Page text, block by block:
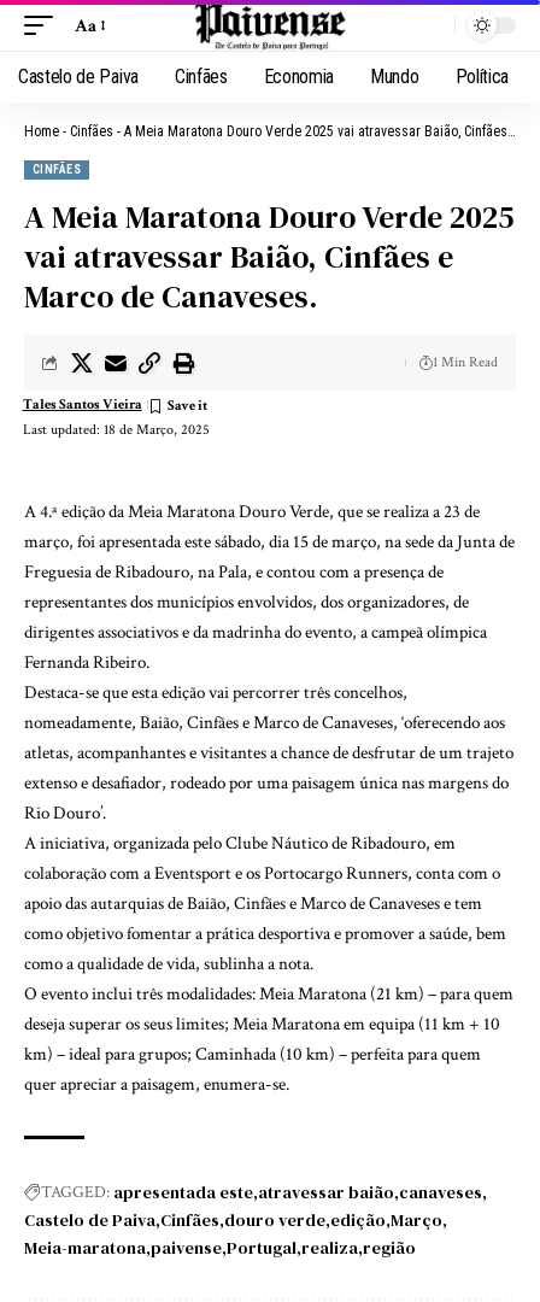
Aa
Castelo de Paiva Cinfães Economia Mundo Política
Home - Cinfães - A Meia Maratona Douro Verde 2025 vai atravessar Baião, Cinfães e Marco de Canaveses.
CINFÃES
A Meia Maratona Douro Verde 2025
vai atravessar Baião, Cinfães e
Marco de Canaveses.
Last updated: 18 de Março, 2025
Tales Santos Vieira
1 Min Read
A 4.ª edição da Meia Maratona Douro Verde, que se realiza a 23 de
março, foi apresentada este sábado, dia 15 de março, na sede da Junta de
Freguesia de Ribadouro, na Pala, e contou com a presença de
representantes dos municípios envolvidos, dos organizadores, de
dirigentes associativos e da madrinha do evento, a campeã olímpica
Fernanda Ribeiro.
Destaca-se que esta edição vai percorrer três concelhos,
nomeadamente, Baião, Cinfães e Marco de Canaveses, ‘oferecendo aos
atletas, acompanhantes e visitantes a chance de desfrutar de um trajeto
extenso e desafiador, rodeado por uma paisagem única nas margens do
Rio Douro’.
A iniciativa, organizada pelo Clube Náutico de Ribadouro, em
colaboração com a Eventsport e os Portocargo Runners, conta com o
apoio das autarquias de Baião, Cinfães e Marco de Canaveses e tem
como objetivo fomentar a prática desportiva e promover a saúde, bem
como a qualidade de vida, sublinha a nota.
O evento inclui três modalidades: Meia Maratona (21 km) – para quem
deseja superar os seus limites; Meia Maratona em equipa (11 km + 10
km) – ideal para grupos; Caminhada (10 km) – perfeita para quem
quer apreciar a paisagem, enumera-se.
TAGGED: apresentada este atravessar baião canaveses
Castelo de Paiva Cinfães douro verde edição Março
Meia-maratona paivense Portugal realiza região